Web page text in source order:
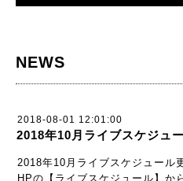
NEWS
2018-08-01 12:01:00
2018年10月ライブスケジュ
2018年10月ライブスケジュール
HPの【ライブスケジュール】か